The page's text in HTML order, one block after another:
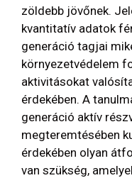
zöldebb jövőnek.
kvantitatív adatok
generáció tagjai
környezetvédelem
aktivitásokat
érdekében. A
generáció aktív
megteremtésében
érdekében olyan
van szükség,